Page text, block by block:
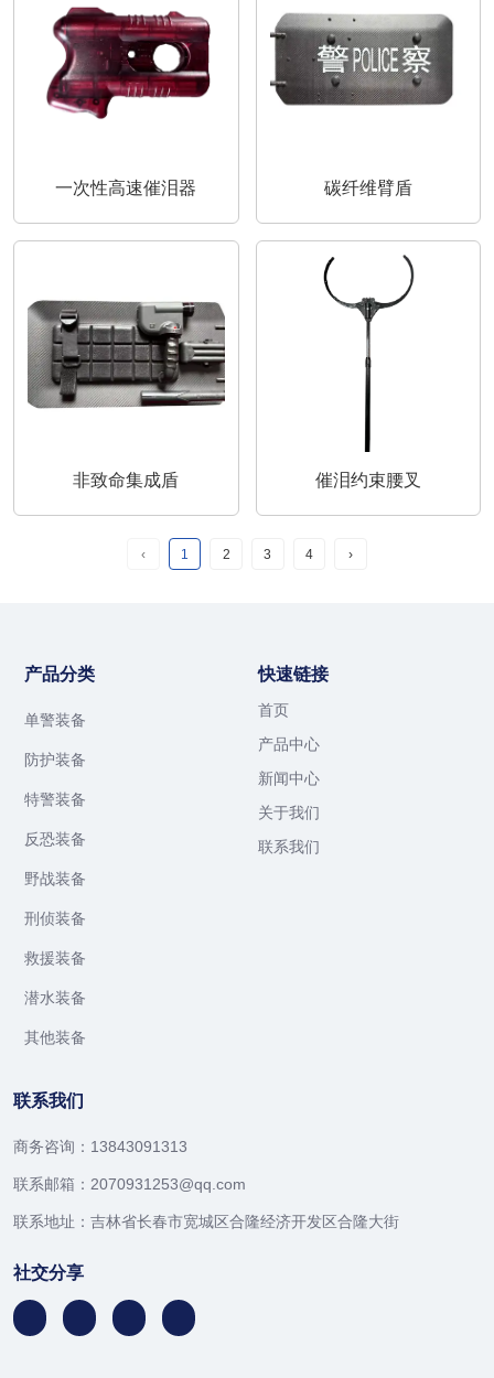
一次性高速催泪器 碳纤维臂盾
非致命集成盾 催泪约束腰叉
‹ 1 2 3 4 ›
产品分类
单警装备
防护装备
特警装备
反恐装备
野战装备
刑侦装备
救援装备
潜水装备
其他装备
快速链接
首页
产品中心
新闻中心
关于我们
联系我们
联系我们
商务咨询：13843091313
联系邮箱：2070931253@qq.com
联系地址：吉林省长春市宽城区合隆经济开发区合隆大街
社交分享